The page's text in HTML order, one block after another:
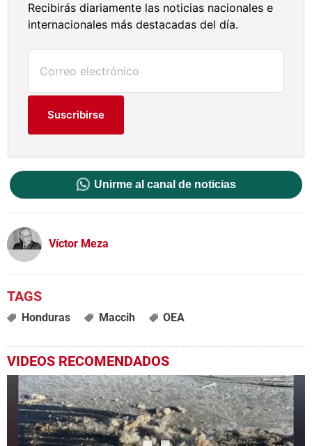
Recibirás diariamente las noticias nacionales e
internacionales más destacadas del día.
Suscribirse
Unirme al canal de noticias
Víctor Meza
Honduras Maccih OEA
VIDEOS RECOMENDADOS